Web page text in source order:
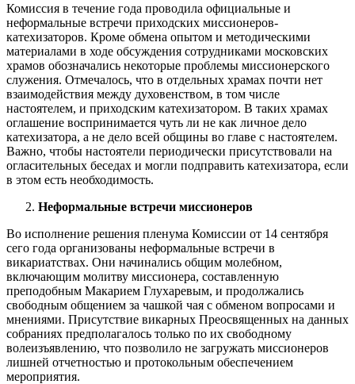
Комиссия в течение года проводила официальные и
неформальные встречи приходских миссионеров-
катехизаторов. Кроме обмена опытом и методическими
материалами в ходе обсуждения сотрудниками московских
храмов обозначались некоторые проблемы миссионерского
служения. Отмечалось, что в отдельных храмах почти нет
взаимодействия между духовенством, в том числе
настоятелем, и приходским катехизатором. В таких храмах
оглашение воспринимается чуть ли не как личное дело
катехизатора, а не дело всей общины во главе с настоятелем.
Важно, чтобы настоятели периодически присутствовали на
огласительных беседах и могли подправить катехизатора, если
в этом есть необходимость.
Неформальные встречи миссионеров
Во исполнение решения пленума Комиссии от 14 сентября
сего года организованы неформальные встречи в
викариатствах. Они начинались общим молебном,
включающим молитву миссионера, составленную
преподобным Макарием Глухаревым, и продолжались
свободным общением за чашкой чая с обменом вопросами и
мнениями. Присутствие викарных Преосвященных на данных
собраниях предполагалось только по их свободному
волеизъявлению, что позволило не загружать миссионеров
лишней отчетностью и протокольным обеспечением
мероприятия.